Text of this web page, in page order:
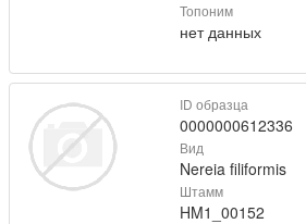
Топоним
нет данных
ID образца
0000000612336
Вид
Nereia filiformis
Штамм
HM1_00152